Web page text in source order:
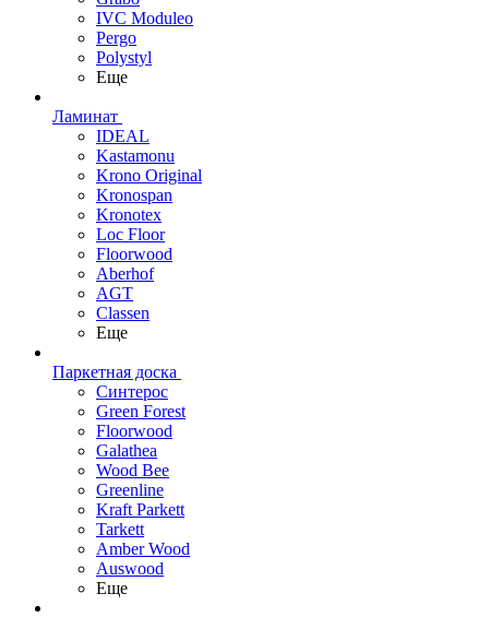
IVC Moduleo
Pergo
Polystyl
Еще
Ламинат
IDEAL
Kastamonu
Krono Original
Kronospan
Kronotex
Loc Floor
Floorwood
Aberhof
AGT
Classen
Еще
Паркетная доска
Синтерос
Green Forest
Floorwood
Galathea
Wood Bee
Greenline
Kraft Parkett
Tarkett
Amber Wood
Auswood
Еще